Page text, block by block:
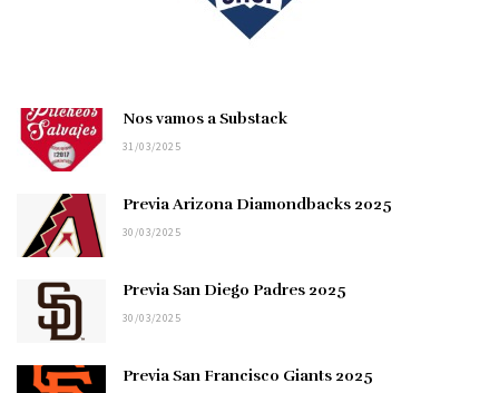
Nos vamos a Substack
31/03/2025
Previa Arizona Diamondbacks 2025
30/03/2025
Previa San Diego Padres 2025
30/03/2025
Previa San Francisco Giants 2025